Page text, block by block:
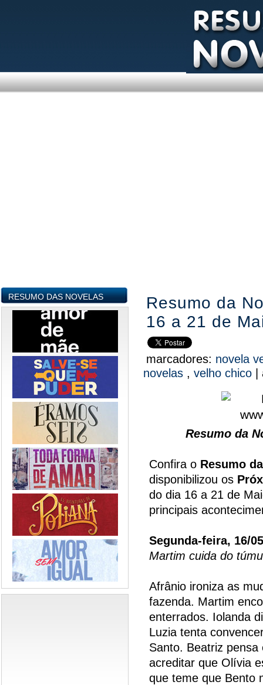
RESUMO DAS NOVELAS
Resumo da
16 a 21 de
marcadores: novela
novelas , velho chico |
Resumo da
Confira o Resumo
disponibilizou os
do dia 16 a 21 de
principais
Segunda-feira, 16/
Martim cuida do
Afrânio ironiza as
fazenda. Martim
enterrados. Iolanda
Luzia tenta
Santo. Beatriz
acreditar que Olívia
que teme que Bento